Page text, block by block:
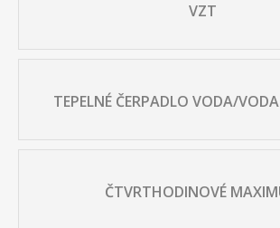
VZT
TEPELNÉ ČERPADLO VODA/
ČTVRTHODINOVÉ